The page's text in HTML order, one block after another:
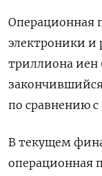
Операционная
электроники и
триллиона иен
по сравнению
В текущем
операционная